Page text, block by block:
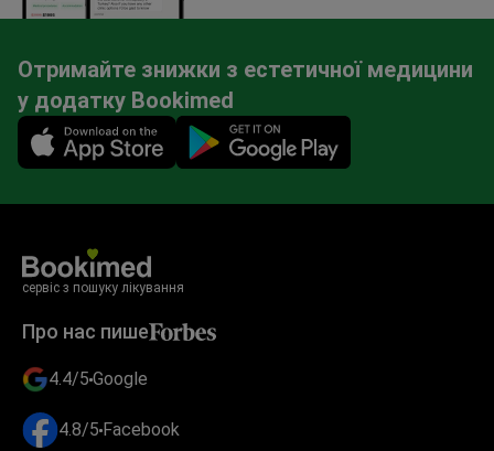
Отримайте знижки з естетичної медицини
у додатку Bookimed
Mobile app illustration
сервіс з пошуку лікування
Про нас пише
4.4/5 Google
4.8/5 Facebook